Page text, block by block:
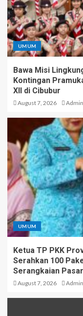
UMUM
Bawa Misi
Kontingan
XII di Cibubur
August 7, 2026 Admin
UMUM
Ketua TP PKK
Serahkan 100
Serangkaian
August 7, 2026 Admin